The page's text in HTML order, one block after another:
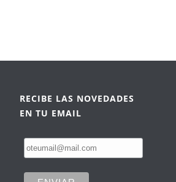
RECIBE LAS NOVEDADES
EN TU EMAIL